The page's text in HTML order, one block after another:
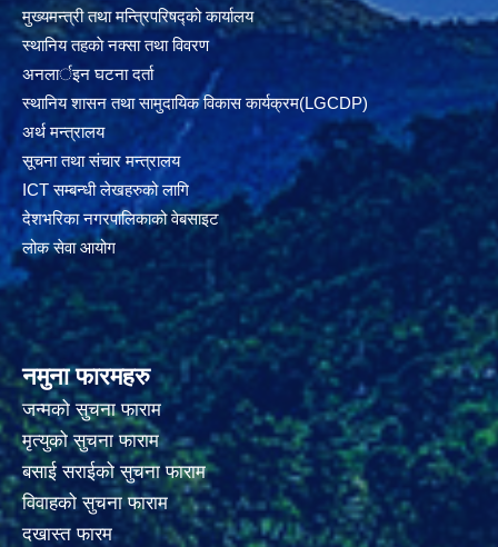
मुख्यमन्त्री तथा मन्त्रिपरिषद्को कार्यालय
स्थानिय तहकाे नक्सा तथा विवरण
अनलार्इन घटना दर्ता
स्थानिय शासन तथा सामुदायिक विकास कार्यक्रम(LGCDP)
अर्थ मन्त्रालय
सूचना तथा संचार मन्त्रालय
ICT सम्बन्धी लेखहरुको लागि
देशभरिका नगरपालिकाको वेबसाइट
लोक सेवा आयोग
नमुना फारमहरु
जन्मको सुचना फाराम
मृत्युको सुचना फाराम
बसाई सराईको सुचना फाराम
विवाहको सुचना फाराम
दखास्त फारम